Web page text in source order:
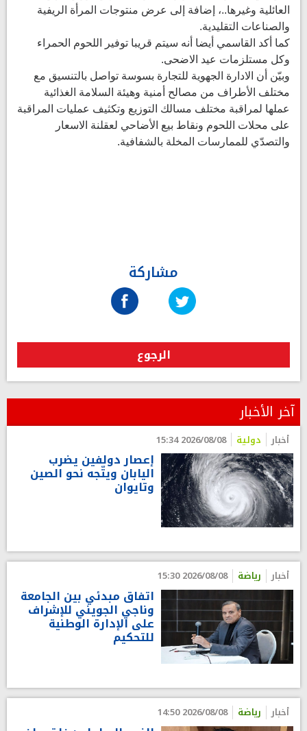
العائلية وغيرها..، إضافة إلى عرض منتوجات المرأة الريفية
والصناعات التقليدية.
كما أكد القاسمي أيضا أنه سيتم قريبا توفير اللحوم الحمراء
وكل مستلزمات عيد الاضحى.
وبيّن أن الادارة الجهوية للتجارة بسوسة تواصل بالتنسيق مع
مختلف الأطراف من مصالح أمنية وهيئة السلامة الغذائية
عملها لمراقبة مختلف مسالك التوزيع وتكثيف عمليات المراقبة
على محلات اللحوم ونقاط بيع الأضاحي لعقلنة الاسعار
والتصدّي للممارسات المخلة بالشفافية.
مشاركة
الرجوع
آخر الأخبار
أخبار دولية 2026/08/08 15:34
إعصار دولفين يضرب
اليابان ويتّجه نحو الصين
وتايوان
أخبار رياضة 2026/08/08 15:30
اتفاق مبدئي بين الجامعة
وناجي الجويني للإشراف
على الإدارة الوطنية
للتحكيم
أخبار رياضة 2026/08/08 14:50